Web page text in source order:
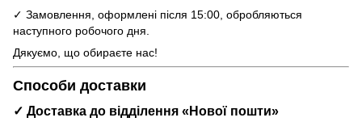
✓ Замовлення, оформлені після 15:00, обробляються
наступного робочого дня.
Дякуємо, що обираєте нас!
Способи доставки
✓ Доставка до відділення «Нової пошти»